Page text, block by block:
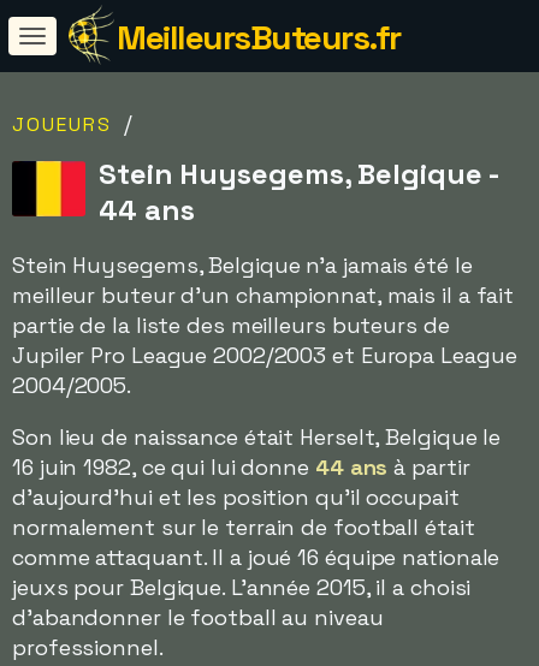
MeilleursButeurs.fr
JOUEURS /
Stein Huysegems, Belgique -
44 ans
Stein Huysegems, Belgique n'a jamais été le
meilleur buteur d'un championnat, mais il a fait
partie de la liste des meilleurs buteurs de
Jupiler Pro League 2002/2003 et Europa League
2004/2005.
Son lieu de naissance était Herselt, Belgique le
16 juin 1982, ce qui lui donne 44 ans à partir
d'aujourd'hui et les position qu'il occupait
normalement sur le terrain de football était
comme attaquant. Il a joué 16 équipe nationale
jeuxs pour Belgique. L'année 2015, il a choisi
d'abandonner le football au niveau
professionnel.